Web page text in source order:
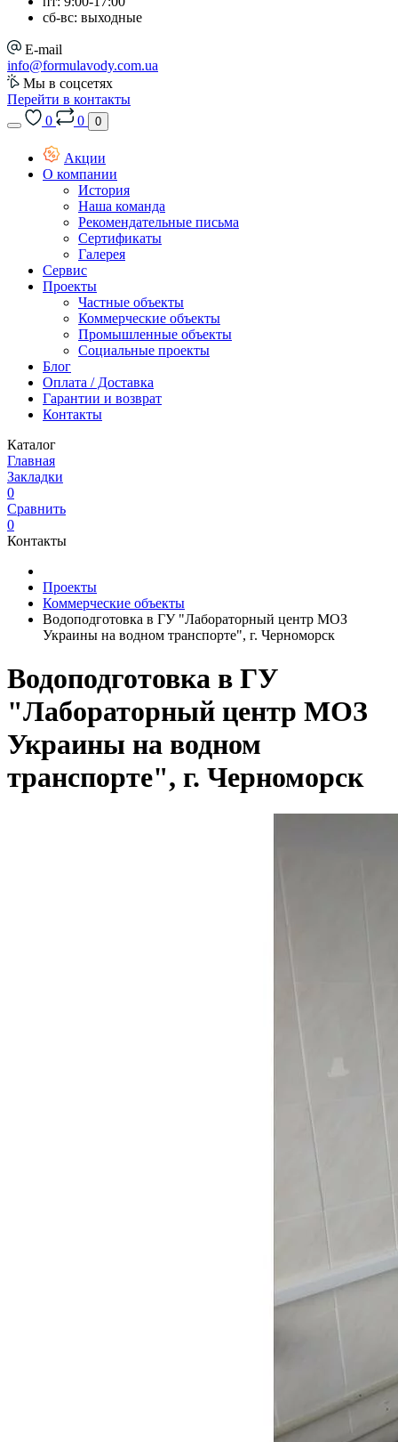
сб-вс: выходные
E-mail
info@formulavody.com.ua
Мы в соцсетях
Перейти в контакты
0
0 0
Акции
О компании
История
Наша команда
Рекомендательные письма
Сертификаты
Галерея
Сервис
Проекты
Частные объекты
Коммерческие объекты
Промышленные объекты
Социальные проекты
Блог
Оплата / Доставка
Гарантии и возврат
Контакты
Каталог
Главная
Закладки
0
Сравнить
0
Контакты
Проекты
Коммерческие объекты
Водоподготовка в ГУ "Лабораторный центр МОЗ
Украины на водном транспорте", г. Черноморск
Водоподготовка в ГУ
"Лабораторный центр МОЗ
Украины на водном
транспорте", г. Черноморск